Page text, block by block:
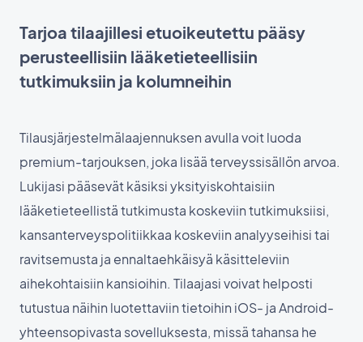
Tarjoa tilaajillesi etuoikeutettu pääsy
perusteellisiin lääketieteellisiin
tutkimuksiin ja kolumneihin
Tilausjärjestelmälaajennuksen avulla voit luoda
premium-tarjouksen, joka lisää terveyssisällön arvoa.
Lukijasi pääsevät käsiksi yksityiskohtaisiin
lääketieteellistä tutkimusta koskeviin tutkimuksiisi,
kansanterveyspolitiikkaa koskeviin analyyseihisi tai
ravitsemusta ja ennaltaehkäisyä käsitteleviin
aihekohtaisiin kansioihin. Tilaajasi voivat helposti
tutustua näihin luotettaviin tietoihin iOS- ja Android-
yhteensopivasta sovelluksesta, missä tahansa he